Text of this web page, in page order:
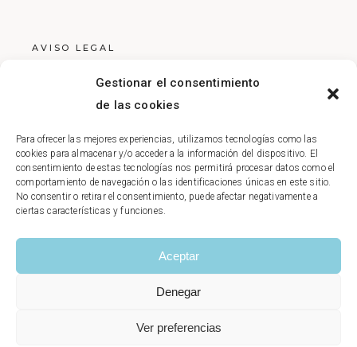
Gestionar el consentimiento
de las cookies
Para ofrecer las mejores experiencias, utilizamos tecnologías como las
cookies para almacenar y/o acceder a la información del dispositivo. El
consentimiento de estas tecnologías nos permitirá procesar datos como el
comportamiento de navegación o las identificaciones únicas en este sitio.
No consentir o retirar el consentimiento, puede afectar negativamente a
ciertas características y funciones.
Aceptar
Denegar
Ver preferencias
AVISO LEGAL
POLÍTICA DE COOKIES